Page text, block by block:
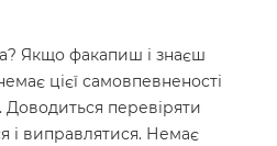
Якщо факапиш і знаєш
цієї самовпевненості
Доводиться перевіряти
і виправлятися. Немає